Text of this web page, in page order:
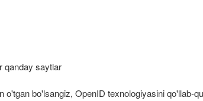
qanday saytlar
bo'lsangiz, OpenID texnologiyasini qo'llab-